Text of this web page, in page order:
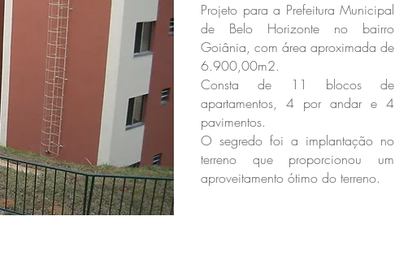
Projeto para a Prefeitura Municipal
de Belo Horizonte no bairro
Goiânia, com área aproximada de
6.900,00m2.
Consta de 11 blocos de
apartamentos, 4 por andar e 4
pavimentos.
O segredo foi a implantação no
terreno que proporcionou um
aproveitamento ótimo do terreno.